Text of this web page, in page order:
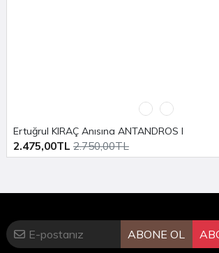
Ertuğrul KIRAÇ Anısına ANTANDROS I
2.475,00TL 2.750,00TL
ABONE OL